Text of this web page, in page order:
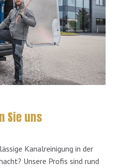
Sie uns
Kanalreinigung in der
Unsere Profis sind rund